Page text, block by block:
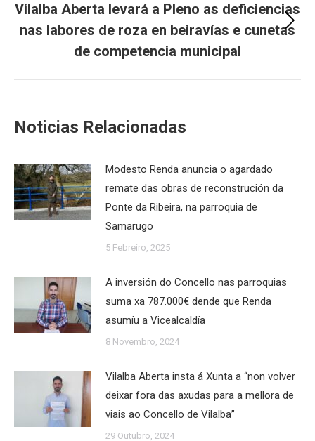
Next
post:
Vilalba Aberta levará a Pleno as deficiencias
nas labores de roza en beiravías e cunetas
de competencia municipal
Noticias Relacionadas
Modesto Renda anuncia o agardado
remate das obras de reconstrución da
Ponte da Ribeira, na parroquia de
Samarugo
5 Febreiro, 2025
A inversión do Concello nas parroquias
suma xa 787.000€ dende que Renda
asumíu a Vicealcaldía
8 Novembro, 2024
Vilalba Aberta insta á Xunta a “non volver
deixar fora das axudas para a mellora de
viais ao Concello de Vilalba”
29 Outubro, 2024